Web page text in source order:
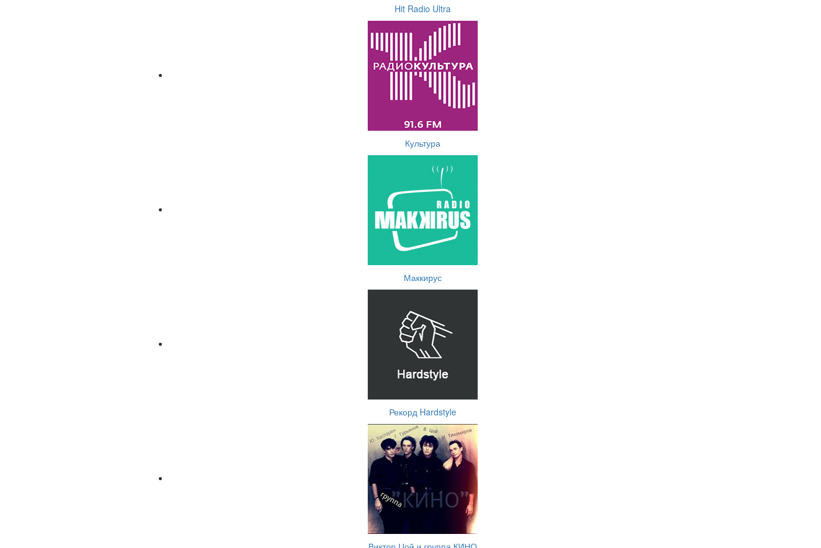
Hit Radio Ultra
Культура
Маккирус
Рекорд Hardstyle